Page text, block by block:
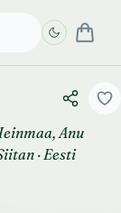
,Anu
·Eesti